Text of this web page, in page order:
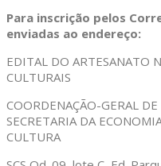
Para inscrição pelos
enviadas ao endereço:
EDITAL DO ARTESANATO
CULTURAIS
COORDENAÇÃO-GERAL
SECRETARIA DA
CULTURA